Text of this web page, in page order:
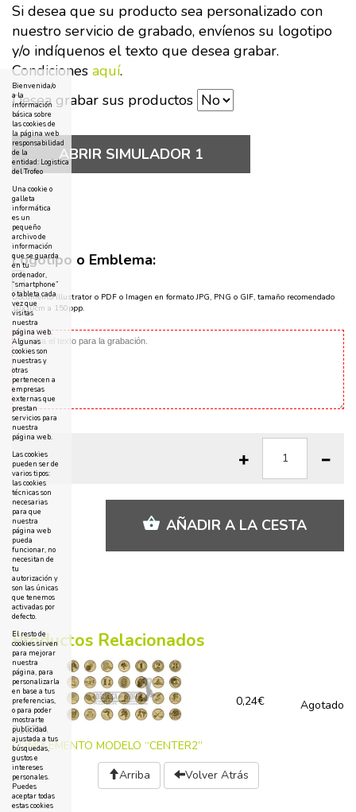
Si desea que su producto sea personalizado con
nuestro servicio de grabado, envíenos su logotipo
y/o indíquenos el texto que desea grabar.
Condiciones aquí.
Desea grabar sus productos
ABRIR SIMULADOR 1
Logotipo o Emblema:
Documento Illustrator o PDF o Imagen en formato JPG, PNG o GIF, tamaño recomendado
10x10cm a 150ppp.
AÑADIR A LA CESTA
Productos Relacionados
2107/A
COMPLEMENTO MODELO “CENTER2”
0,24€ Agotado
Arriba Volver Atrás
Bienvenida/o
a la
información
básica sobre
las cookies de
la página web
responsabilidad
de la
entidad: Logistica
del Trofeo
Una cookie o
galleta
informática
es un
pequeño
archivo de
información
que se guarda
en tu
ordenador,
“smartphone”
o tableta cada
vez que
visitas
nuestra
página web.
Algunas
cookies son
nuestras y
otras
pertenecen a
empresas
externas que
prestan
servicios para
nuestra
página web.
Las cookies
pueden ser de
varios tipos:
las cookies
técnicas son
necesarias
para que
nuestra
página web
pueda
funcionar, no
necesitan de
tu
autorización y
son las únicas
que tenemos
activadas por
defecto.
El resto de
cookies sirven
para mejorar
nuestra
página, para
personalizarla
en base a tus
preferencias,
o para poder
mostrarte
publicidad
ajustada a tus
búsquedas,
gustos e
intereses
personales.
Puedes
aceptar todas
estas cookies